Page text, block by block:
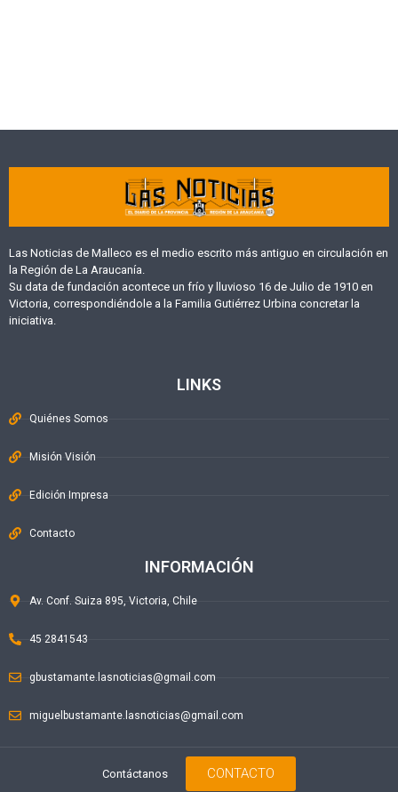
Las Noticias de Malleco es el medio escrito más antiguo en circulación en
la Región de La Araucanía.
Su data de fundación acontece un frío y lluvioso 16 de Julio de 1910 en
Victoria, correspondiéndole a la Familia Gutiérrez Urbina concretar la
iniciativa.
LINKS
Quiénes Somos
Misión Visión
Edición Impresa
Contacto
INFORMACIÓN
Av. Conf. Suiza 895, Victoria, Chile
45 2841543
gbustamante.lasnoticias@gmail.com
miguelbustamante.lasnoticias@gmail.com
Contáctanos CONTACTO